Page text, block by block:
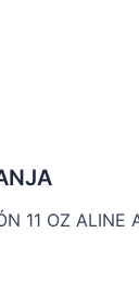
11 OZ ALINE